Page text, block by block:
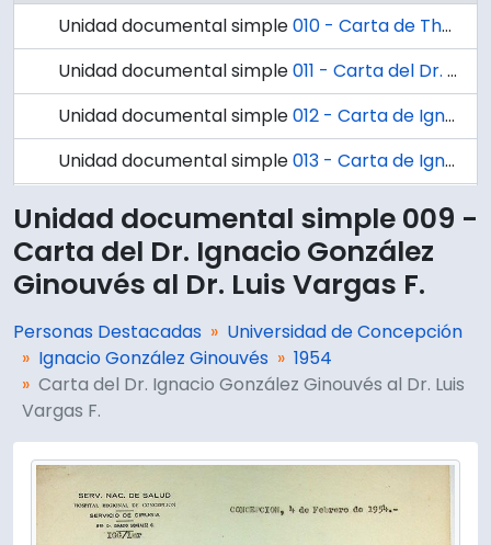
Unidad documental simple010 - Carta de Theodore I. Gandy al Dr. Ignacio González G.
Unidad documental simple011 - Carta del Dr. James L. Troupin, Jefe de la Sección de Asistencia a Instituciones Educacionales de la Organización Mundial de la Salud al Dr. Ignacio González G.
Unidad documental simple012 - Carta de Ignacio González G. al Dr. Jorge Hodgson
Unidad documental simple013 - Carta de Ignacio González G. al Dr. Benjamin G. Horning
68 más...
Unidad documental simple 009 -
Carta del Dr. Ignacio González
Ginouvés al Dr. Luis Vargas F.
Personas Destacadas
Universidad de Concepción
Ignacio González Ginouvés
1954
Carta del Dr. Ignacio González Ginouvés al Dr. Luis
Vargas F.